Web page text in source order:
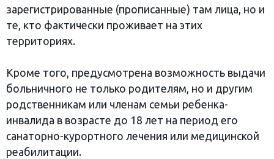
зарегистрированные (прописанные) там лица, но и
те, кто фактически проживает на этих
территориях.
Кроме того, предусмотрена возможность выдачи
больничного не только родителям, но и другим
родственникам или членам семьи ребенка-
инвалида в возрасте до 18 лет на период его
санаторно-курортного лечения или медицинской
реабилитации.